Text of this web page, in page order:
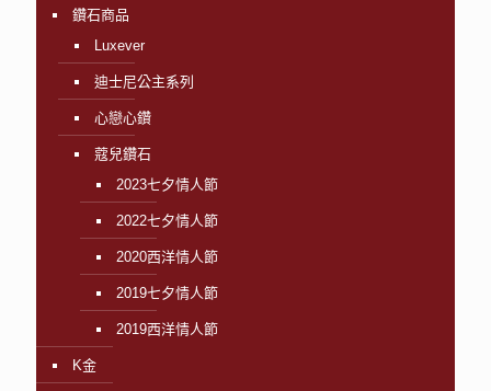
鑽石商品
Luxever
迪士尼公主系列
心戀心鑽
蔻兒鑽石
2023七夕情人節
2022七夕情人節
2020西洋情人節
2019七夕情人節
2019西洋情人節
K金